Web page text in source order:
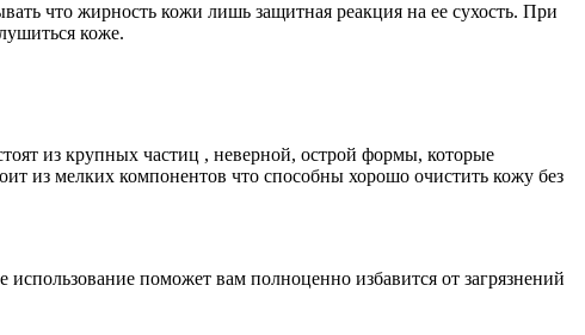
что жирность кожи лишь защитная реакция на ее сухость. При
коже.
из крупных частиц , неверной, острой формы, которые
из мелких компонентов что способны хорошо очистить кожу без
поможет вам полноценно избавится от загрязнений